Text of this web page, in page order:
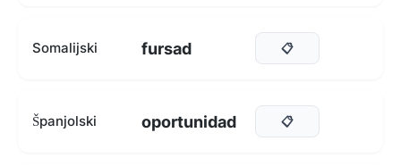
Somalijski fursad 📋
Španjolski oportunidad 📋